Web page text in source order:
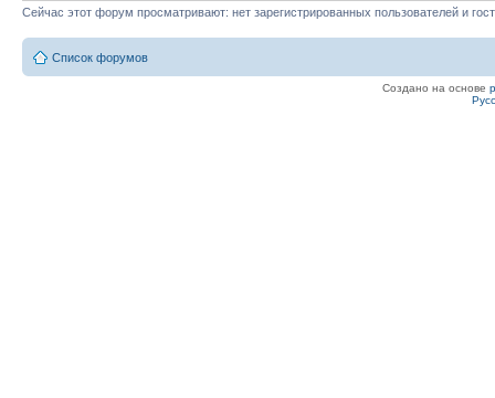
Сейчас этот форум просматривают: нет зарегистрированных пользователей и
Список форумов
Создано на основе